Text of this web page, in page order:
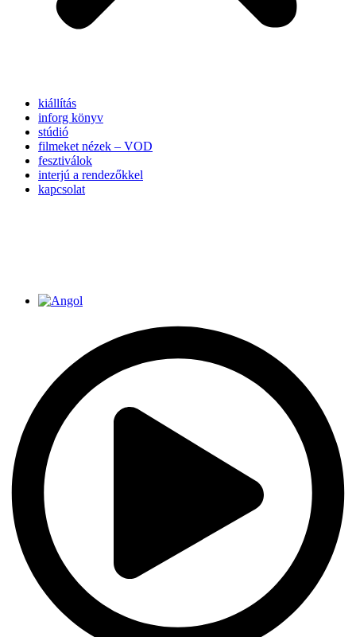
kiállítás
inforg könyv
stúdió
filmeket nézek – VOD
fesztiválok
interjú a rendezőkkel
kapcsolat